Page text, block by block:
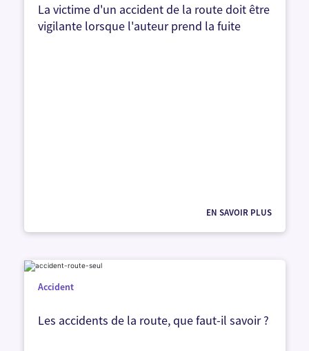
La victime d'un accident de la route doit être
vigilante lorsque l'auteur prend la fuite
EN SAVOIR PLUS
Accident
Les accidents de la route, que faut-il savoir ?